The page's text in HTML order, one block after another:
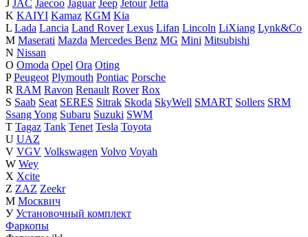
J JAC Jaecoo Jaguar Jeep Jetour Jetta
K KAIYI Kamaz KGM Kia
L Lada Lancia Land Rover Lexus Lifan Lincoln LiXiang Lynk&Co
M Maserati Mazda Mercedes Benz MG Mini Mitsubishi
N Nissan
O Omoda Opel Ora Oting
P Peugeot Plymouth Pontiac Porsche
R RAM Ravon Renault Rover Rox
S Saab Seat SERES Sitrak Skoda SkyWell SMART Sollers SRM
Ssang Yong Subaru Suzuki SWM
T Tagaz Tank Tenet Tesla Toyota
U UAZ
V VGV Volkswagen Volvo Voyah
W Wey
X Xcite
Z ZAZ Zeekr
М Москвич
У Установочный комплект
Фаркопы